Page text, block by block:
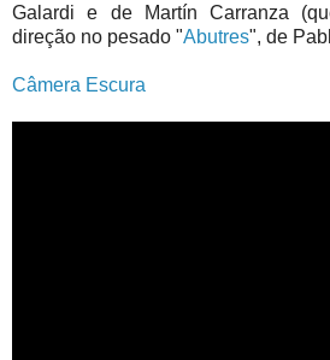
Galardi e de Martín Carranza
direção no pesado "Abutres", de
Câmera Escura